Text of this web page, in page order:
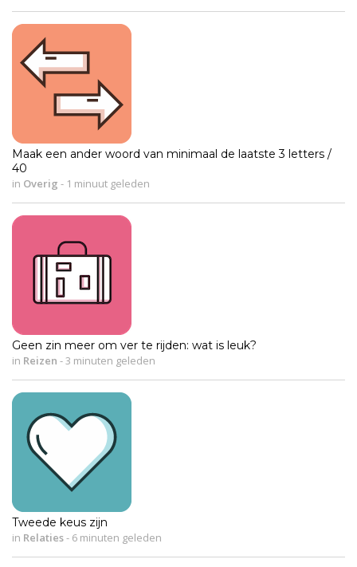
Maak een ander woord van minimaal de laatste 3 letters /
40
in Overig - 1 minuut geleden
Geen zin meer om ver te rijden: wat is leuk?
in Reizen - 3 minuten geleden
Tweede keus zijn
in Relaties- 6 minuten geleden